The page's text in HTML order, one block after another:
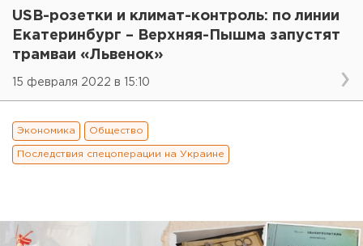
USB-розетки и климат-контроль: по линии
Екатеринбург – Верхняя-Пышма запустят
трамваи «Львенок»
15 февраля 2022 в 15:10
Экономика Общество
Последствия спецоперации на Украине